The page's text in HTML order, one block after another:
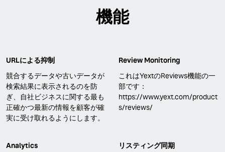
機能
URLによる抑制
競合するデータや古いデータが
検索結果に表示されるのを防
ぎ、自社ビジネスに関する最も
正確かつ最新の情報を顧客が確
実に受け取れるようにします。
Review Monitoring
これはYextのReviews機能の一
部です：
https://www.yext.com/product
s/reviews/
Analytics
リスティング同期